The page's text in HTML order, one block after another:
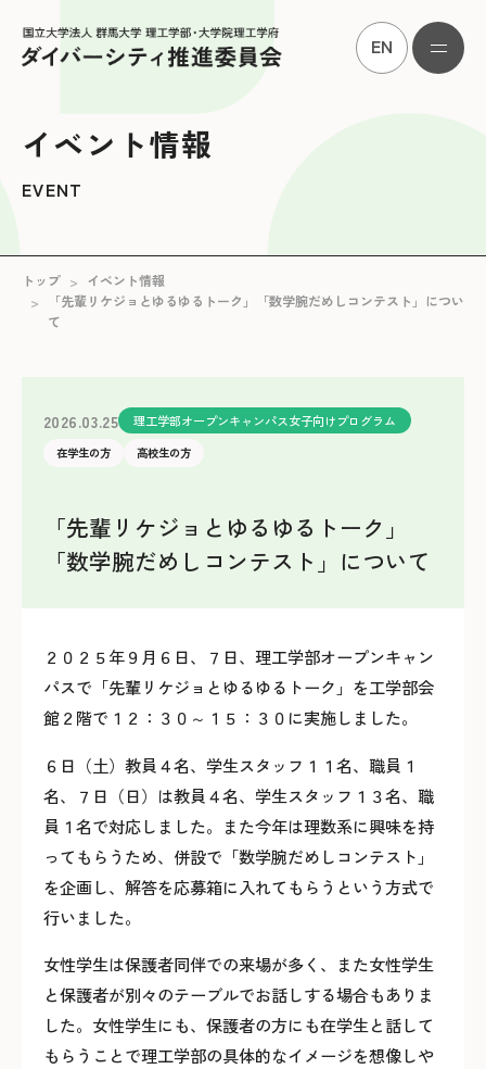
ENGLISH
イベント情報
EVENT
トップ
イベント情報
「先輩リケジョとゆるゆるトーク」「数学腕だめしコンテスト」につい
て
2026.03.25 理工学部オープンキャンパス女子向けプログラム
在学生の方 高校生の方
「先輩リケジョとゆるゆるトーク」
「数学腕だめしコンテスト」について
２０２５年９月６日、７日、理工学部オープンキャン
パスで「先輩リケジョとゆるゆるトーク」を工学部会
館２階で１２：３０～１５：３０に実施しました。
６日（土）教員４名、学生スタッフ１１名、職員１
名、７日（日）は教員４名、学生スタッフ１３名、職
員１名で対応しました。また今年は理数系に興味を持
ってもらうため、併設で「数学腕だめしコンテスト」
を企画し、解答を応募箱に入れてもらうという方式で
行いました。
女性学生は保護者同伴での来場が多く、また女性学生
と保護者が別々のテーブルでお話しする場合もありま
した。女性学生にも、保護者の方にも在学生と話して
もらうことで理工学部の具体的なイメージを想像しや